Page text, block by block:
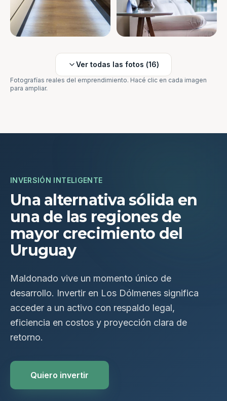
Ver todas las fotos (16)
Fotografías reales del emprendimiento. Hacé clic en cada imagen
para ampliar.
INVERSIÓN INTELIGENTE
Una alternativa sólida en
una de las regiones de
mayor crecimiento del
Uruguay
Maldonado vive un momento único de
desarrollo. Invertir en Los Dólmenes significa
acceder a un activo con respaldo legal,
eficiencia en costos y proyección clara de
retorno.
Quiero invertir